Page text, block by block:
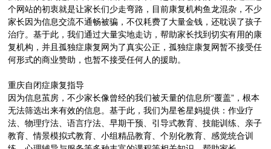
个网站的初衷就是让家长们少走弯路，目前康复机构鱼龙混杂，不少
家长因为信息交流不通畅被骗，不仅耗费了大量金钱，还耽误了孩子
治疗。基于此，我们通过大量实地走访，帮助家长找到切实有用的康
复机构，并且孤独症康复网为了真实公正，孤独症康复网暂不接受任
何形式的商业赞助，也暂不接受任何人的援助。
重庆自闭症康复指导
因为信息茧房，不少家长像曾经的我们被天量的信息所“覆盖”，根本
无法筛选出来有效的信息。基于此，我们为星爸星妈提供：作业疗
法、物理疗法、语言疗法、早期干预、引导式教育、技能训练、亲子
教育、情景模拟式教育、小组精品教育、个别化教育、感觉统合训